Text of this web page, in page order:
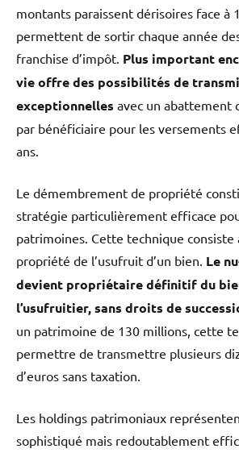
montants paraissent dérisoires face à
permettent de sortir chaque année
franchise d’impôt. Plus important
vie offre des possibilités de
exceptionnelles avec un abattement
par bénéficiaire pour les versements
ans.
Le démembrement de propriété
stratégie particulièrement efficace
patrimoines. Cette technique consiste
propriété de l’usufruit d’un bien. Le
devient propriétaire définitif du
l’usufruitier, sans droits de
un patrimoine de 130 millions, cette
permettre de transmettre plusieurs
d’euros sans taxation.
Les holdings patrimoniaux
sophistiqué mais redoutablement